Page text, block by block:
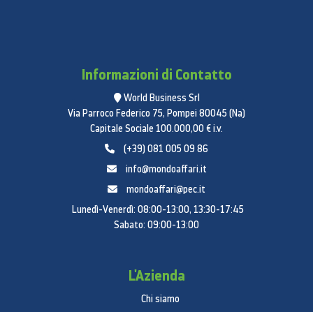
Informazioni di Contatto
World Business Srl
Via Parroco Federico 75, Pompei 80045 (Na)
Capitale Sociale 100.000,00 € i.v.
(+39) 081 005 09 86
info@mondoaffari.it
mondoaffari@pec.it
Lunedì-Venerdì: 08:00-13:00, 13:30-17:45
Sabato: 09:00-13:00
L'Azienda
Chi siamo